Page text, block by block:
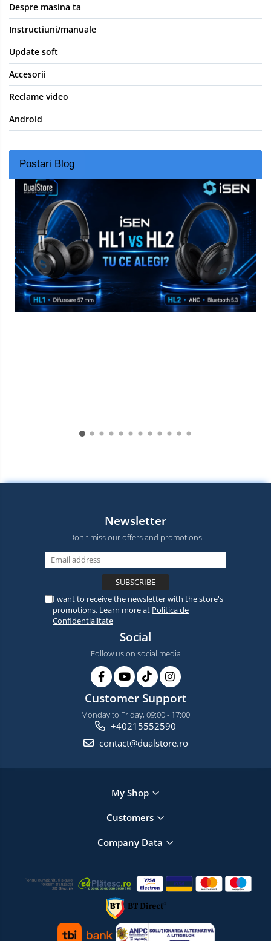
Despre masina ta
Instructiuni/manuale
Update soft
Accesorii
Reclame video
Android
Postari Blog
Newsletter
Don't miss our offers and promotions
I want to receive the newsletter with the store's
promotions. Learn more at Politica de
Confidentialitate
Social
Follow us on social media
Customer Support
Monday to Friday, 09:00 - 17:00
+40215552590
contact@dualstore.ro
My Shop
Customers
Company Data